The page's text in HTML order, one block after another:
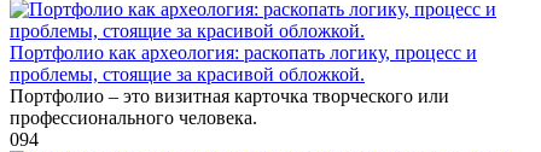
Портфолио как археология: раскопать логику, процесс и
проблемы, стоящие за красивой обложкой.
Портфолио – это визитная карточка творческого или
профессионального человека.
094